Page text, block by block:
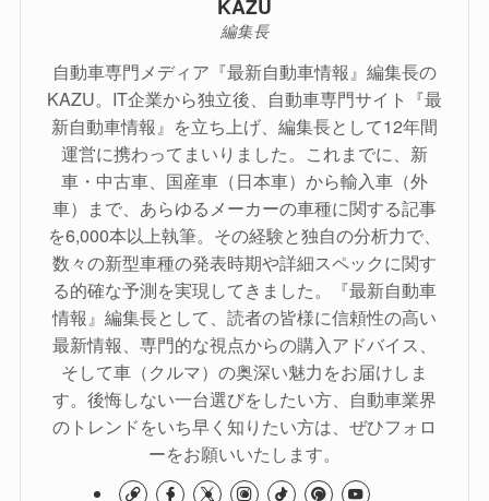
KAZU
編集長
自動車専門メディア『最新自動車情報』編集長の
KAZU。IT企業から独立後、自動車専門サイト『最
新自動車情報』を立ち上げ、編集長として12年間
運営に携わってまいりました。これまでに、新
車・中古車、国産車（日本車）から輸入車（外
車）まで、あらゆるメーカーの車種に関する記事
を6,000本以上執筆。その経験と独自の分析力で、
数々の新型車種の発表時期や詳細スペックに関す
る的確な予測を実現してきました。『最新自動車
情報』編集長として、読者の皆様に信頼性の高い
最新情報、専門的な視点からの購入アドバイス、
そして車（クルマ）の奥深い魅力をお届けしま
す。後悔しない一台選びをしたい方、自動車業界
のトレンドをいち早く知りたい方は、ぜひフォロ
ーをお願いいたします。